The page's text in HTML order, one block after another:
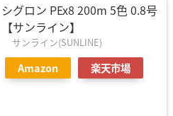
シグロン PEx8 200m 5色 0.8号
【サンライン】
サンライン(SUNLINE)
Amazon 楽天市場